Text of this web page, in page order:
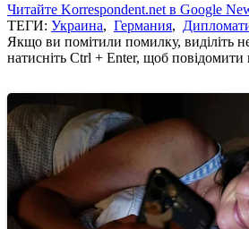
Читайте Korrespondent.net в Google
ТЕГИ: Украина, Германия,
Якщо ви помітили помилку, виділіть
натисніть Ctrl + Enter, щоб повідомити